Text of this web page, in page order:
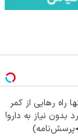
راه رهایی از کمر
بدون نیاز به دارو!